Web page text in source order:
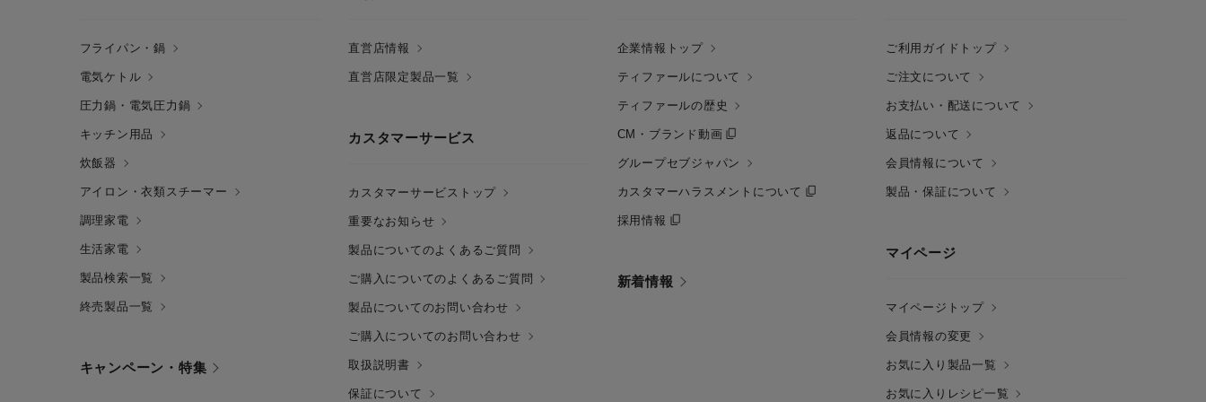
フライパン・鍋
電気ケトル
圧力鍋・電気圧力鍋
キッチン用品
炊飯器
アイロン・衣類スチーマー
調理家電
生活家電
製品検索一覧
終売製品一覧
キャンペーン・特集
直営店情報
直営店限定製品一覧
カスタマーサービス
カスタマーサービストップ
重要なお知らせ
製品についてのよくあるご質問
ご購入についてのよくあるご質問
製品についてのお問い合わせ
ご購入についてのお問い合わせ
取扱説明書
保証について
企業情報トップ
ティファールについて
ティファールの歴史
CM・ブランド動画
グループセブジャパン
カスタマーハラスメントについて
採用情報
新着情報
ご利用ガイドトップ
ご注文について
お支払い・配送について
返品について
会員情報について
製品・保証について
マイページ
マイページトップ
会員情報の変更
お気に入り製品一覧
お気に入りレシピ一覧